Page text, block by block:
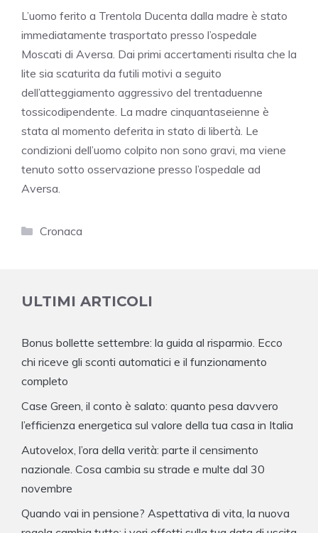
L’uomo ferito a Trentola Ducenta dalla madre è stato
immediatamente trasportato presso l’ospedale
Moscati di Aversa. Dai primi accertamenti risulta che la
lite sia scaturita da futili motivi a seguito
dell’atteggiamento aggressivo del trentaduenne
tossicodipendente. La madre cinquantaseienne è
stata al momento deferita in stato di libertà. Le
condizioni dell’uomo colpito non sono gravi, ma viene
tenuto sotto osservazione presso l’ospedale ad
Aversa.
Categorie
Cronaca
ULTIMI ARTICOLI
Bonus bollette settembre: la guida al risparmio. Ecco
chi riceve gli sconti automatici e il funzionamento
completo
Case Green, il conto è salato: quanto pesa davvero
l’efficienza energetica sul valore della tua casa in Italia
Autovelox, l’ora della verità: parte il censimento
nazionale. Cosa cambia su strade e multe dal 30
novembre
Quando vai in pensione? Aspettativa di vita, la nuova